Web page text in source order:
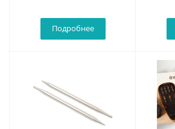
Подробнее